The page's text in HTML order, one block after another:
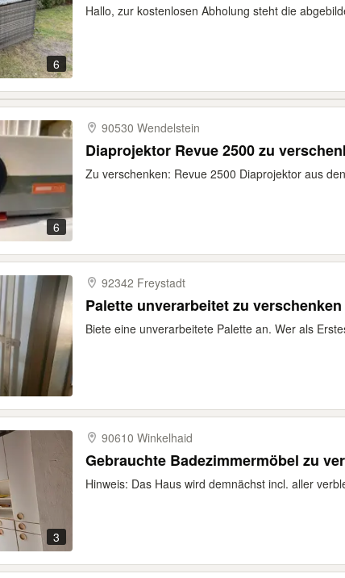
6
Hallo, zur kostenlosen Abholung steht die
6
90530 Wendelstein
Diaprojektor Revue 2500 zu
Zu verschenken: Revue 2500 Diaprojektor aus
92342 Freystadt
Palette unverarbeitet zu verschenken
Biete eine unverarbeitete Palette an. Wer als
3
90610 Winkelhaid
Gebrauchte Badezimmermöbel zu
Hinweis: Das Haus wird demnächst incl. aller